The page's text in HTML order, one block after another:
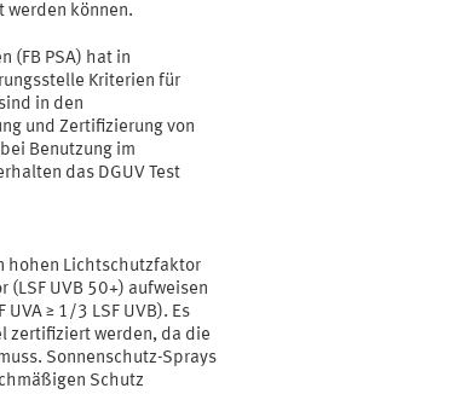
werden können.
(FB PSA) hat in
Kriterien für
in den
und Zertifizierung von
Benutzung im
das DGUV Test
hohen Lichtschutzfaktor
(LSF UVB 50+) aufweisen
≥ 1/3 LSF UVB). Es
zertifiziert werden, da die
Sonnenschutz-Sprays
Schutz